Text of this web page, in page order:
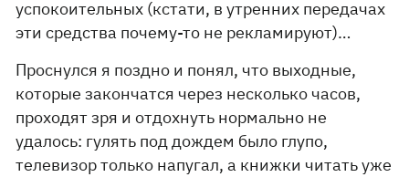
успокоительных (кстати, в утренних передачах
эти средства почему-то не рекламируют)…
Проснулся я поздно и понял, что выходные,
которые закончатся через несколько часов,
проходят зря и отдохнуть нормально не
удалось: гулять под дождем было глупо,
телевизор только напугал, а книжки читать уже